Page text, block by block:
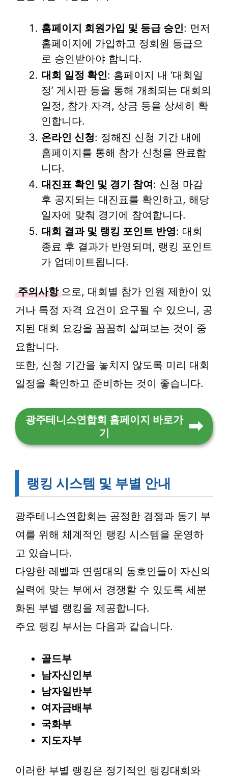
홈페이지 회원가입 및 등급 승인: 먼저
홈페이지에 가입하고 정회원 등급으
로 승인받아야 합니다.
대회 일정 확인: 홈페이지 내 ‘대회일
정’ 게시판 등을 통해 개최되는 대회의
일정, 참가 자격, 상금 등을 상세히 확
인합니다.
온라인 신청: 정해진 신청 기간 내에
홈페이지를 통해 참가 신청을 완료합
니다.
대진표 확인 및 경기 참여: 신청 마감
후 공지되는 대진표를 확인하고, 해당
일자에 맞춰 경기에 참여합니다.
대회 결과 및 랭킹 포인트 반영: 대회
종료 후 결과가 반영되며, 랭킹 포인트
가 업데이트됩니다.
주의사항 으로, 대회별 참가 인원 제한이 있
거나 특정 자격 요건이 요구될 수 있으니, 공
지된 대회 요강을 꼼꼼히 살펴보는 것이 중
요합니다.
또한, 신청 기간을 놓치지 않도록 미리 대회
일정을 확인하고 준비하는 것이 좋습니다.
광주테니스연합회 홈페이지 바로가
기
랭킹 시스템 및 부별 안내
광주테니스연합회는 공정한 경쟁과 동기 부
여를 위해 체계적인 랭킹 시스템을 운영하
고 있습니다.
다양한 레벨과 연령대의 동호인들이 자신의
실력에 맞는 부에서 경쟁할 수 있도록 세분
화된 부별 랭킹을 제공합니다.
주요 랭킹 부서는 다음과 같습니다.
골드부
남자신인부
남자일반부
여자금배부
국화부
지도자부
이러한 부별 랭킹은 정기적인 랭킹대회와